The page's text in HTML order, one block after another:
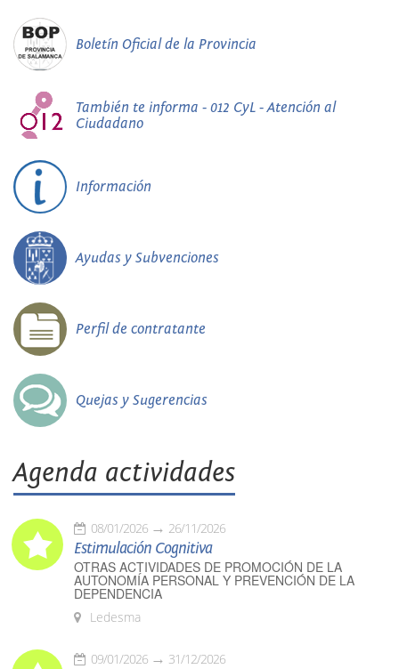
Boletín Oficial de la Provincia
También te informa - 012 CyL - Atención al
Ciudadano
Información
Ayudas y Subvenciones
Perfil de contratante
Quejas y Sugerencias
Agenda actividades
08/01/2026 26/11/2026
Estimulación Cognitiva
OTRAS ACTIVIDADES DE PROMOCIÓN DE LA
AUTONOMÍA PERSONAL Y PREVENCIÓN DE LA
DEPENDENCIA
Ledesma
09/01/2026 31/12/2026